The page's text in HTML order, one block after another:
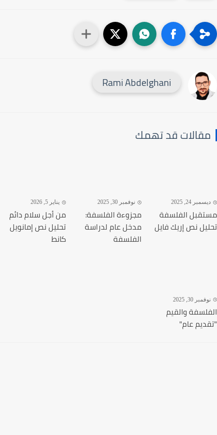
Rami Abdelghani
قد تهمك
24, 2025
الفلسفة
نص إريك فايل
نوفمبر 30, 2025
مجزوءة الفلسفة:
مدخل عام لدراسة
الفلسفة
يناير 5, 2026
من أجل سلام دائم
تحليل نص إمانويل
كانط
30, 2025
والقيم
عام"